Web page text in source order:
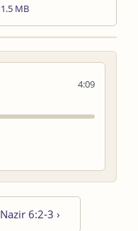
1.5 MB
4:09
Nazir 6:2-3 ›